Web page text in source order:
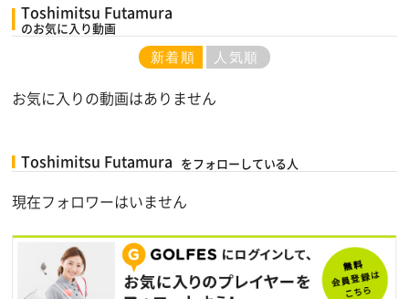
Toshimitsu Futamura
のお気に入り動画
新着順 人気順
お気に入りの動画はありません
Toshimitsu Futamura をフォローしている人
現在フォロワーはいません